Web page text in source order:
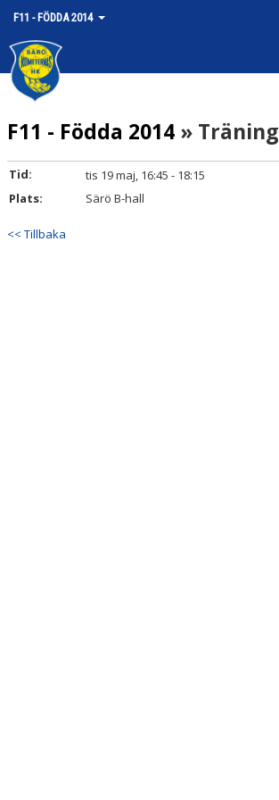
F11 - FÖDDA 2014
HEM
NYHETER
KALENDER
MATCHER
TRUPPEN
F11 - Födda 2014 » Träning
Tid:
tis 19 maj, 16:45 - 18:15
Plats:
Särö B-hall
<< Tillbaka